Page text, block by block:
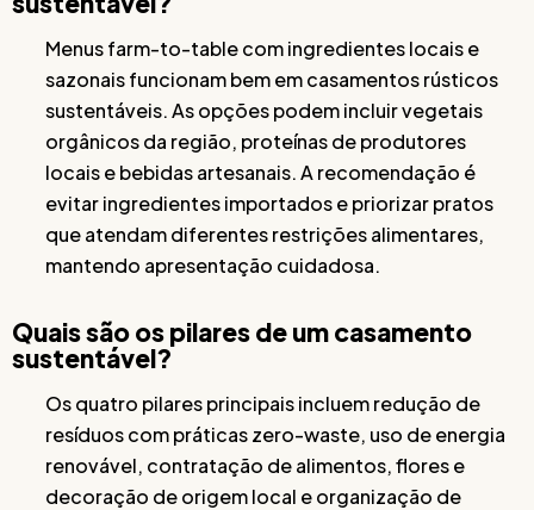
Menus farm-to-table com ingredientes locais e
sazonais funcionam bem em casamentos rústicos
sustentáveis. As opções podem incluir vegetais
orgânicos da região, proteínas de produtores
locais e bebidas artesanais. A recomendação é
evitar ingredientes importados e priorizar pratos
que atendam diferentes restrições alimentares,
mantendo apresentação cuidadosa.
Quais são os pilares de um casamento
sustentável?
Os quatro pilares principais incluem redução de
resíduos com práticas zero-waste, uso de energia
renovável, contratação de alimentos, flores e
decoração de origem local e organização de